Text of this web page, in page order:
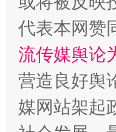
东山县通报“牛蛙产
代表本网赞
流传媒舆论
营造良好舆
媒网站架起